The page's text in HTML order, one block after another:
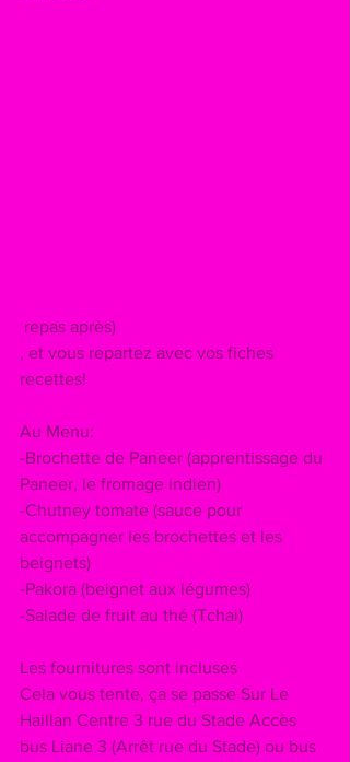
repas après)
, et vous repartez avec vos fiches
recettes!
Au Menu:
-Brochette de Paneer (apprentissage du
Paneer, le fromage indien)
-Chutney tomate (sauce pour
accompagner les brochettes et les
beignets)
-Pakora (beignet aux légumes)
-Salade de fruit au thé (Tchai)
Les fournitures sont incluses
Cela vous tente, ça se passe Sur Le
Haillan Centre 3 rue du Stade Accès
bus Liane 3 (Arrêt rue du Stade) ou bus